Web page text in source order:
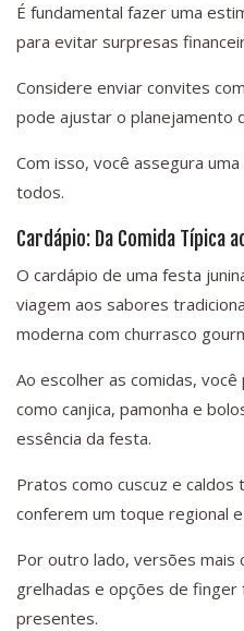
É fundamental fazer uma
para evitar surpresas
Considere enviar convites
pode ajustar o planejamento
Com isso, você assegura
todos.
Cardápio: Da Comida Típica
O cardápio de uma festa
viagem aos sabores
moderna com churrasco
Ao escolher as comidas,
como canjica, pamonha e
essência da festa.
Pratos como cuscuz e
conferem um toque regional
Por outro lado, versões mais
grelhadas e opções de
presentes.